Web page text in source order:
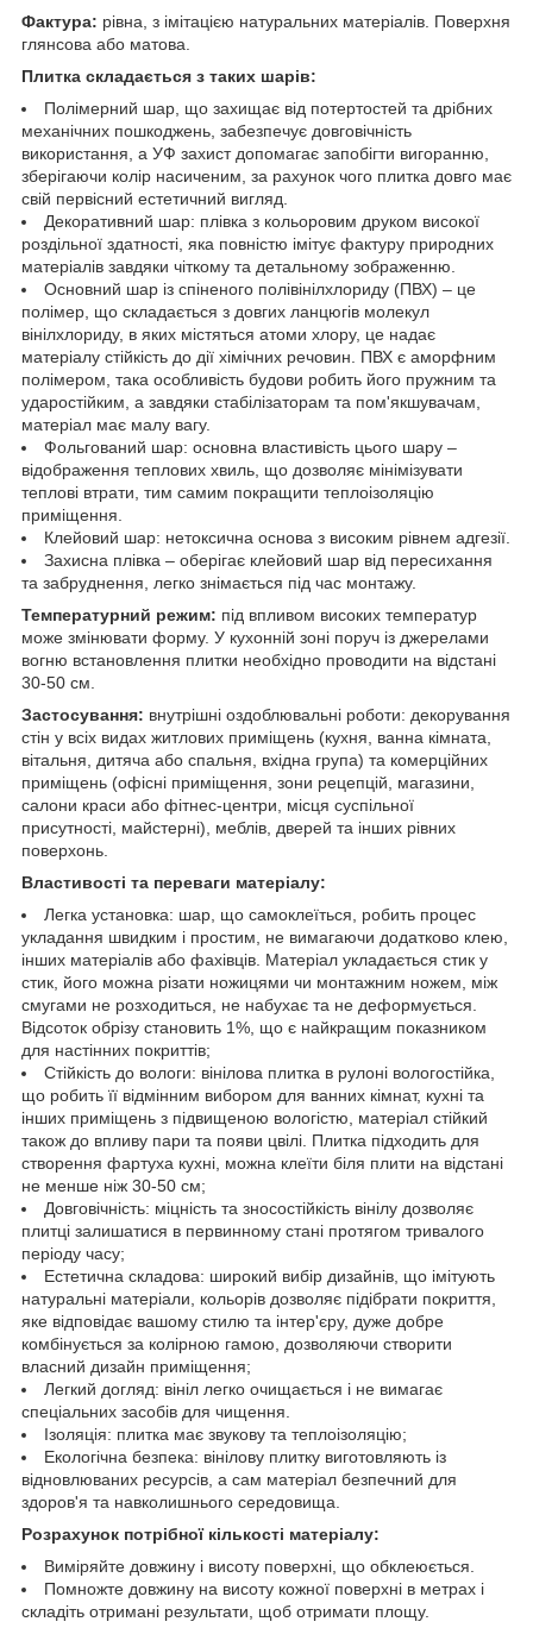
Фактура: рівна, з імітацією натуральних матеріалів. Поверхня
глянсова або матова.
Плитка складається з таких шарів:
Полімерний шар, що захищає від потертостей та дрібних
механічних пошкоджень, забезпечує довговічність
використання, а УФ захист допомагає запобігти вигоранню,
зберігаючи колір насиченим, за рахунок чого плитка довго має
свій первісний естетичний вигляд.
Декоративний шар: плівка з кольоровим друком високої
роздільної здатності, яка повністю імітує фактуру природних
матеріалів завдяки чіткому та детальному зображенню.
Основний шар із спіненого полівінілхлориду (ПВХ) – це
полімер, що складається з довгих ланцюгів молекул
вінілхлориду, в яких містяться атоми хлору, це надає
матеріалу стійкість до дії хімічних речовин. ПВХ є аморфним
полімером, така особливість будови робить його пружним та
ударостійким, а завдяки стабілізаторам та пом'якшувачам,
матеріал має малу вагу.
Фольгований шар: основна властивість цього шару –
відображення теплових хвиль, що дозволяє мінімізувати
теплові втрати, тим самим покращити теплоізоляцію
приміщення.
Клейовий шар: нетоксична основа з високим рівнем адгезії.
Захисна плівка – оберігає клейовий шар від пересихання
та забруднення, легко знімається під час монтажу.
Температурний режим: під впливом високих температур
може змінювати форму. У кухонній зоні поруч із джерелами
вогню встановлення плитки необхідно проводити на відстані
30-50 см.
Застосування: внутрішні оздоблювальні роботи: декорування
стін у всіх видах житлових приміщень (кухня, ванна кімната,
вітальня, дитяча або спальня, вхідна група) та комерційних
приміщень (офісні приміщення, зони рецепцій, магазини,
салони краси або фітнес-центри, місця суспільної
присутності, майстерні), меблів, дверей та інших рівних
поверхонь.
Властивості та переваги матеріалу:
Легка установка: шар, що самоклеїться, робить процес
укладання швидким і простим, не вимагаючи додатково клею,
інших матеріалів або фахівців. Матеріал укладається стик у
стик, його можна різати ножицями чи монтажним ножем, між
смугами не розходиться, не набухає та не деформується.
Відсоток обрізу становить 1%, що є найкращим показником
для настінних покриттів;
Стійкість до вологи: вінілова плитка в рулоні вологостійка,
що робить її відмінним вибором для ванних кімнат, кухні та
інших приміщень з підвищеною вологістю, матеріал стійкий
також до впливу пари та появи цвілі. Плитка підходить для
створення фартуха кухні, можна клеїти біля плити на відстані
не менше ніж 30-50 см;
Довговічність: міцність та зносостійкість вінілу дозволяє
плитці залишатися в первинному стані протягом тривалого
періоду часу;
Естетична складова: широкий вибір дизайнів, що імітують
натуральні матеріали, кольорів дозволяє підібрати покриття,
яке відповідає вашому стилю та інтер'єру, дуже добре
комбінується за колірною гамою, дозволяючи створити
власний дизайн приміщення;
Легкий догляд: вініл легко очищається і не вимагає
спеціальних засобів для чищення.
Ізоляція: плитка має звукову та теплоізоляцію;
Екологічна безпека: вінілову плитку виготовляють із
відновлюваних ресурсів, а сам матеріал безпечний для
здоров'я та навколишнього середовища.
Розрахунок потрібної кількості матеріалу:
Виміряйте довжину і висоту поверхні, що обклеюється.
Помножте довжину на висоту кожної поверхні в метрах і
складіть отримані результати, щоб отримати площу.